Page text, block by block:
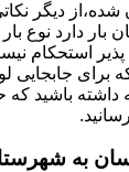
شده،از دیگر
بار دارد نوع
پذیر استحکام
برای جابجایی
داشته باشید
به